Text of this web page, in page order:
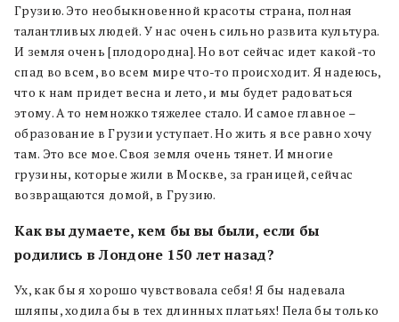
Грузию. Это необыкновенной красоты страна, полная
талантливых людей. У нас очень сильно развита культура.
И земля очень [плодородна]. Но вот сейчас идет какой-то
спад во всем, во всем мире что-то происходит. Я надеюсь,
что к нам придет весна и лето, и мы будет радоваться
этому. А то немножко тяжелее стало. И самое главное –
образование в Грузии уступает. Но жить я все равно хочу
там. Это все мое. Своя земля очень тянет. И многие
грузины, которые жили в Москве, за границей, сейчас
возвращаются домой, в Грузию.
Как вы думаете, кем бы вы были, если бы
родились в Лондоне 150 лет назад?
Ух, как бы я хорошо чувствовала себя! Я бы надевала
шляпы, ходила бы в тех длинных платьях! Пела бы только